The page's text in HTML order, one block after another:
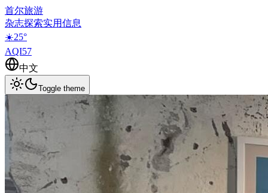
首尔旅游
杂志探索实用信息
☀️25°
AQI57
中文
Toggle theme